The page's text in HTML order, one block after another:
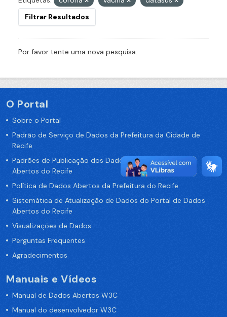
Filtrar Resultados
Por favor tente uma nova pesquisa.
O Portal
Sobre o Portal
Padrão de Serviço de Dados da Prefeitura da Cidade de
Recife
Padrões de Publicação dos Dados no Portal de Dados
Abertos do Recife
Política de Dados Abertos da Prefeitura do Recife
Sistemática de Atualização de Dados do Portal de Dados
Abertos do Recife
Visualizações de Dados
Perguntas Frequentes
Agradecimentos
Manuais e Vídeos
Manual de Dados Abertos W3C
Manual do desenvolvedor W3C